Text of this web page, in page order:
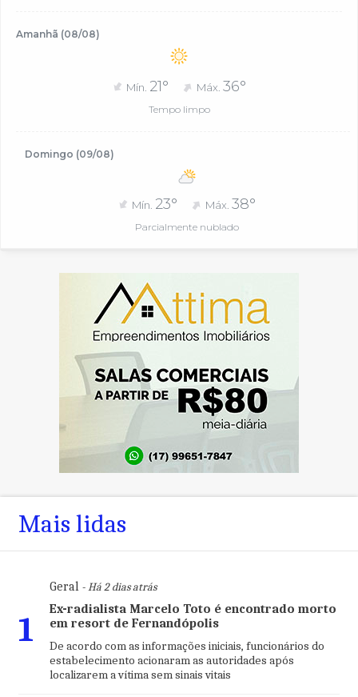
Amanhã (08/08)
Mín. 21° Máx. 36°
Tempo limpo
Domingo (09/08)
Mín. 23° Máx.38°
Parcialmente nublado
Mais lidas
1
Geral- Há 2 dias atrás
Ex-radialista Marcelo Toto é encontrado morto
em resort de Fernandópolis
De acordo com as informações iniciais, funcionários do
estabelecimento acionaram as autoridades após
localizarem a vítima sem sinais vitais